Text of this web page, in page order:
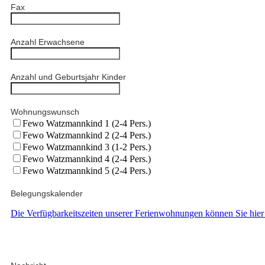
Fax
Anzahl Erwachsene
Anzahl und Geburtsjahr Kinder
Wohnungswunsch
Fewo Watzmannkind 1 (2-4 Pers.)
Fewo Watzmannkind 2 (2-4 Pers.)
Fewo Watzmannkind 3 (1-2 Pers.)
Fewo Watzmannkind 4 (2-4 Pers.)
Fewo Watzmannkind 5 (2-4 Pers.)
Belegungskalender
Die Verfügbarkeitszeiten unserer Ferienwohnungen können Sie hier